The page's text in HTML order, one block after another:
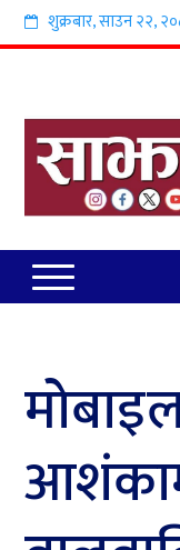
शुक्रबार,साउन२२,